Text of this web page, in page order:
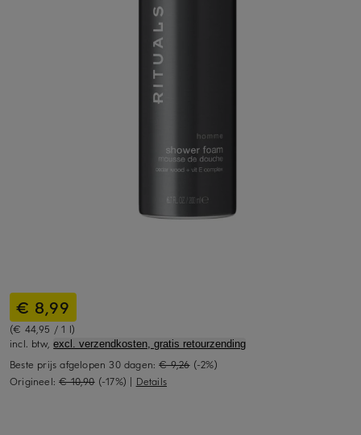
€ 8,99
(€ 44,95 / 1 l)
incl. btw,excl. verzendkosten, gratis retourzending
Beste prijs afgelopen 30 dagen:€ 9,26 (-2%)
Origineel:€ 10,90 (-17%) | Details